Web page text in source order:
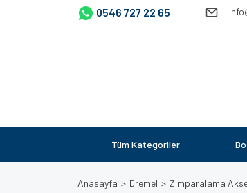
0546 727 22 65
Tüm Kategoriler
Anasayfa Dremel Zımparalama